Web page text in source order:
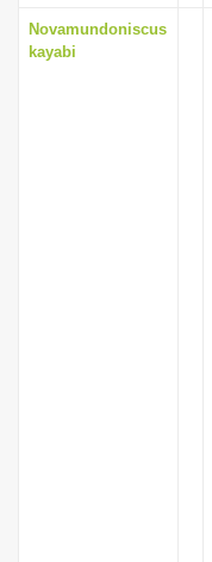
Novamundoniscus
kayabi